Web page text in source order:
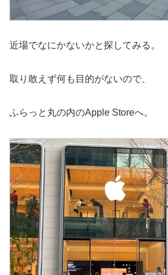
近場でなにかないかと探してみる。
取り敢えず何も目的がないので、
ふらっと丸の内のApple Storeへ。